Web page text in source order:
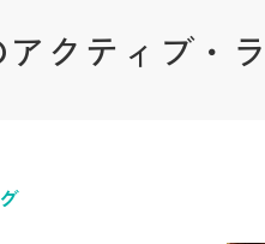
クティブ・